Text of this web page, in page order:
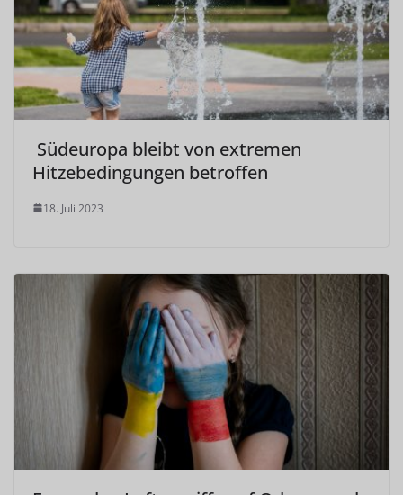
Südeuropa bleibt von extremen
Hitzebedingungen betroffen
18. Juli 2023